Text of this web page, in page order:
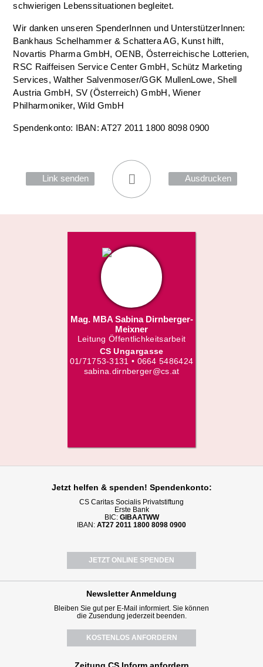
schwierigen Lebenssituationen begleitet.
Wir danken unseren SpenderInnen und UnterstützerInnen:
Bankhaus Schelhammer & Schattera AG, Kunst hilft,
Novartis Pharma GmbH, OENB, Österreichische Lotterien,
RSC Raiffeisen Service Center GmbH, Schütz Marketing
Services, Walther Salvenmoser/GGK MullenLowe, Shell
Austria GmbH, SV (Österreich) GmbH, Wiener
Philharmoniker, Wild GmbH
Spendenkonto: IBAN: AT27 2011 1800 8098 0900
Link senden Ausdrucken
Mag. MBA Sabina Dirnberger-
Meixner
Leitung Öffentlichkeitsarbeit
CS Ungargasse
01/71753-3131 • 0664 5486424
sabina.dirnberger@cs.at
Jetzt helfen & spenden! Spendenkonto:
CS Caritas Socialis Privatstiftung
Erste Bank
BIC: GIBAATWW
IBAN: AT27 2011 1800 8098 0900
JETZT ONLINE SPENDEN
NewsletterAnmeldung
Bleiben Sie gut per E-Mail informiert. Sie können
die Zusendung jederzeit beenden.
KOSTENLOS ANFORDERN